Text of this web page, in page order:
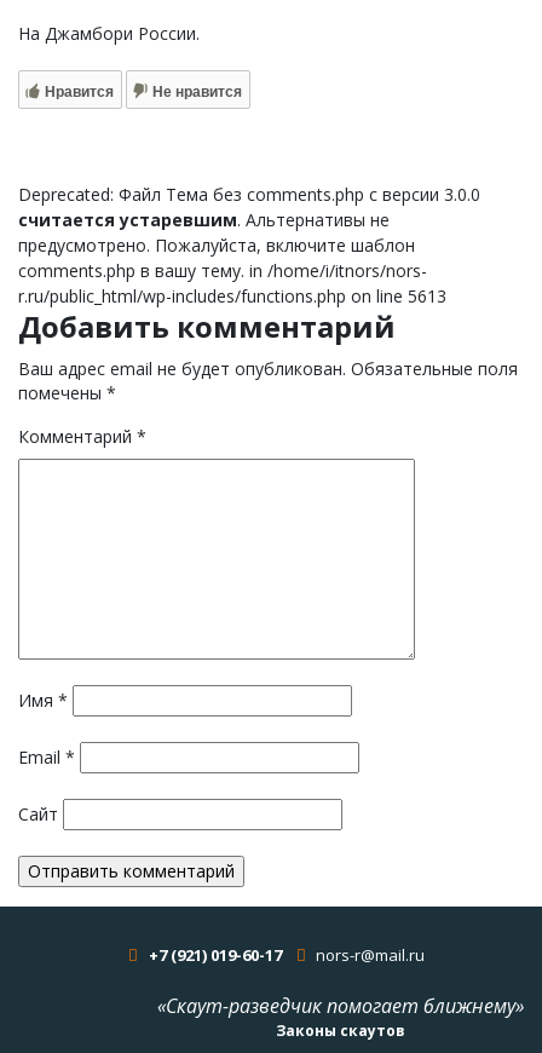
На Джамбори России.
Нравится Не нравится
Deprecated: Файл Тема без comments.php с версии 3.0.0
считается устаревшим. Альтернативы не
предусмотрено. Пожалуйста, включите шаблон
comments.php в вашу тему. in /home/i/itnors/nors-
r.ru/public_html/wp-includes/functions.php on line 5613
Добавить комментарий
Ваш адрес email не будет опубликован. Обязательные поля
помечены *
Комментарий *
Имя *
Email *
Сайт
+7 (921) 019-60-17 nors-r@mail.ru
«Скаут-разведчик помогает ближнему»
Законы скаутов